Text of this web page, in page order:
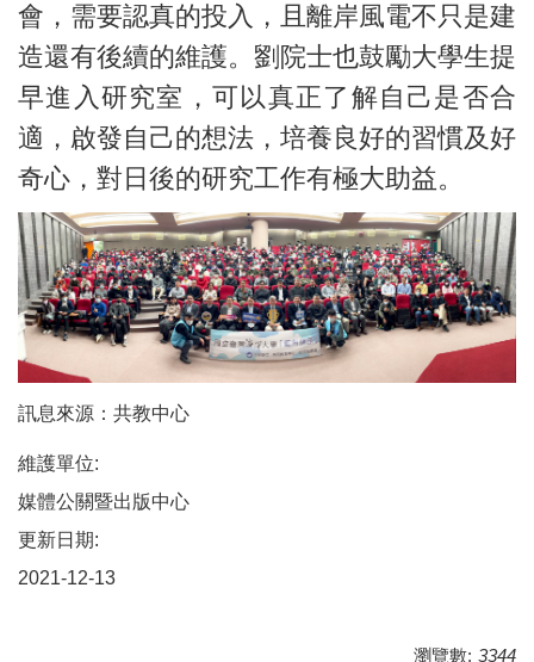
會，需要認真的投入，且離岸風電不只是建
造還有後續的維護。劉院士也鼓勵大學生提
早進入研究室，可以真正了解自己是否合
適，啟發自己的想法，培養良好的習慣及好
奇心，對日後的研究工作有極大助益。
訊息來源：共教中心
維護單位:
媒體公關暨出版中心
更新日期:
2021-12-13
瀏覽數: 3344